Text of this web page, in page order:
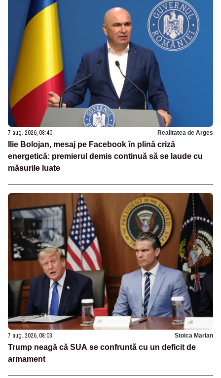
7 aug. 2026, 08:40 Realitatea de Arges
Ilie Bolojan, mesaj pe Facebook în plină criză
energetică: premierul demis continuă să se laude cu
măsurile luate
7 aug. 2026, 08:03 Stoica Marian
Trump neagă că SUA se confruntă cu un deficit de
armament